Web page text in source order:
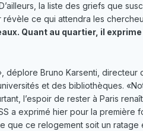
la liste des griefs que
révèle ce qui attendra les
Quant au quartier, il
Bruno Karsenti, directeur
et des bibliothèques.
l’espoir de rester à Paris
a exprimé hier pour la première
que ce relogement soit un